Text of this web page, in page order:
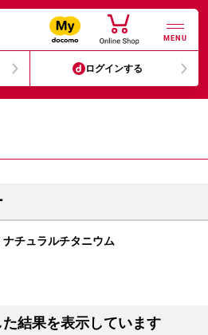
MENU
ログインする
チュラルチタニウム
結果を表示しています